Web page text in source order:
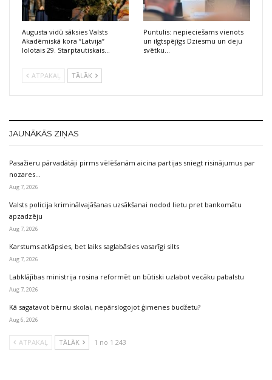
Augusta vidū sāksies Valsts
Akadēmiskā kora “Latvija”
lolotais 29. Starptautiskais…
Puntulis: nepieciešams vienots
un ilgtspējīgs Dziesmu un deju
svētku…
ATPAKAĻ TĀLĀK
JAUNĀKĀS ZIŅAS
Pasažieru pārvadātāji pirms vēlēšanām aicina partijas sniegt risinājumus par
nozares…
Aug 7, 2026
Valsts policija kriminālvajāšanas uzsākšanai nodod lietu pret bankomātu
apzadzēju
Aug 7, 2026
Karstums atkāpsies, bet laiks saglabāsies vasarīgi silts
Aug 7, 2026
Labklājības ministrija rosina reformēt un būtiski uzlabot vecāku pabalstu
Aug 7, 2026
Kā sagatavot bērnu skolai, nepārslogojot ģimenes budžetu?
Aug 6, 2026
ATPAKAĻ TĀLĀK 1 no 1 243